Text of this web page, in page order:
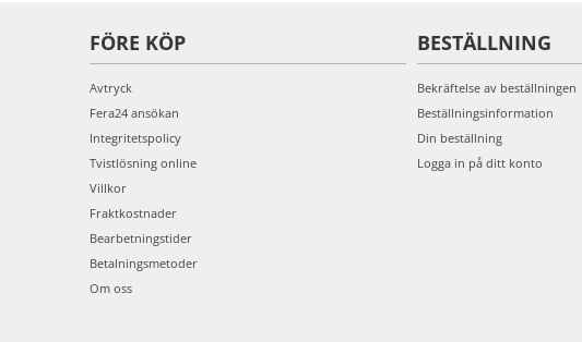
FÖRE KÖP
Avtryck
Fera24 ansökan
Integritetspolicy
Tvistlösning online
Villkor
Fraktkostnader
Bearbetningstider
Betalningsmetoder
Om oss
BESTÄLLNING
Bekräftelse av beställningen
Beställningsinformation
Din beställning
Logga in på ditt konto